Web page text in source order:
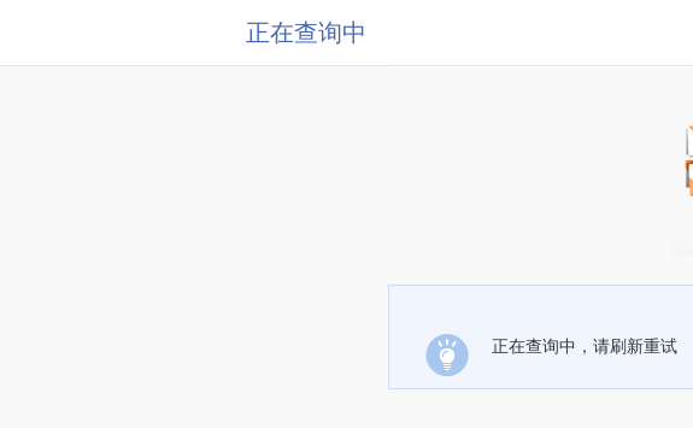
正在查询中
正在查询中，请刷新重试